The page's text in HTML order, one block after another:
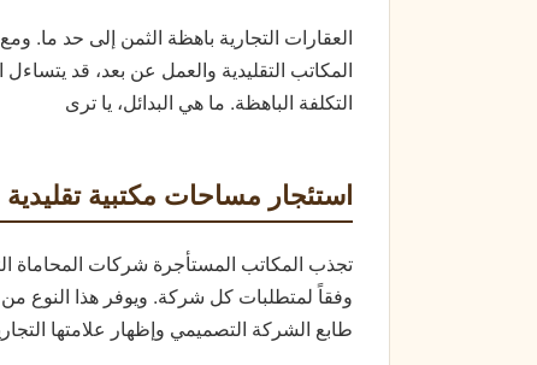
العقارات التجارية باهظة الثمن إلى حد ما.
المكاتب التقليدية والعمل عن بعد، قد
التكلفة الباهظة. ما هي البدائل، يا ترى
استئجار مساحات مكتبية تقليدية
تجذب المكاتب المستأجرة شركات المحاماة
وفقاً لمتطلبات كل شركة. ويوفر هذا النوع من
طابع الشركة التصميمي وإظهار علامتها